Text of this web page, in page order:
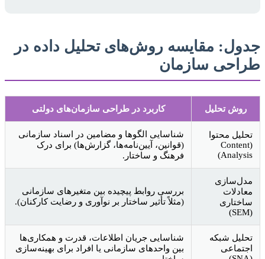
جدول: مقایسه روش‌های تحلیل داده در
طراحی سازمان
روش تحلیل کاربرد در طراحی سازمان‌های دولتی
تحلیل محتوا
(Content
Analysis)
شناسایی الگوها و مضامین در اسناد سازمانی
(قوانین، آیین‌نامه‌ها، گزارش‌ها) برای درک
فرهنگ و ساختار.
مدل‌سازی
معادلات
ساختاری
(SEM)
بررسی روابط پیچیده بین متغیرهای سازمانی
(مثلاً تأثیر ساختار بر نوآوری و رضایت کارکنان).
تحلیل شبکه
اجتماعی
شناسایی جریان اطلاعات، قدرت و همکاری‌ها
بین واحدهای سازمانی یا افراد برای بهینه‌سازی